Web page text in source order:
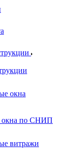
окна
окна по СНИП
витражи